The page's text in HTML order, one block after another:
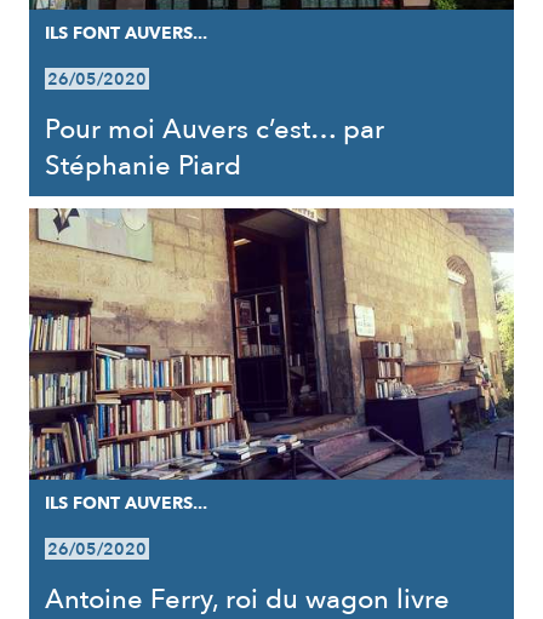
ILS FONT AUVERS...
26/05/2020
Pour moi Auvers c’est… par
Stéphanie Piard
ILS FONT AUVERS...
26/05/2020
Antoine Ferry, roi du wagon livre